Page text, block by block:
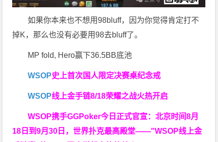
如果你本来也不想用98bluff，因为你觉得肯定打不
掉K，那么也没有必要用98去bluff了。
MP fold, Hero赢下36.5BB底池
WSOP史上首次国人限定决赛桌纪念戒
WSOP线上金手链8/18荣耀之战火热开启
WSOP携手GGPoker今日正式官宣：北京时间8月
18日到9月30日，世界扑克最高殿堂——"WSOP线上金